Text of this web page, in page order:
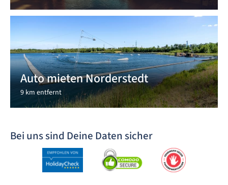
Auto mieten Norderstedt
9 km entfernt
Bei uns sind Deine Daten sicher